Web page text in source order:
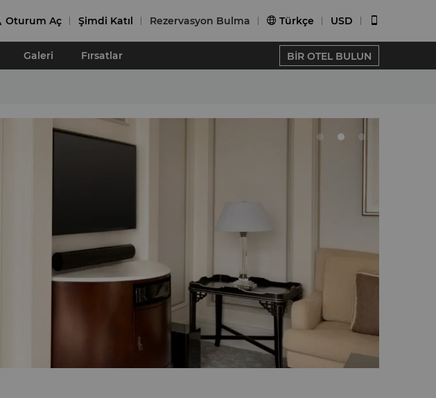
Oturum Aç Şimdi Katıl Rezervasyon Bulma  Türkçe USD
Galeri Fırsatlar BİR OTEL BULUN